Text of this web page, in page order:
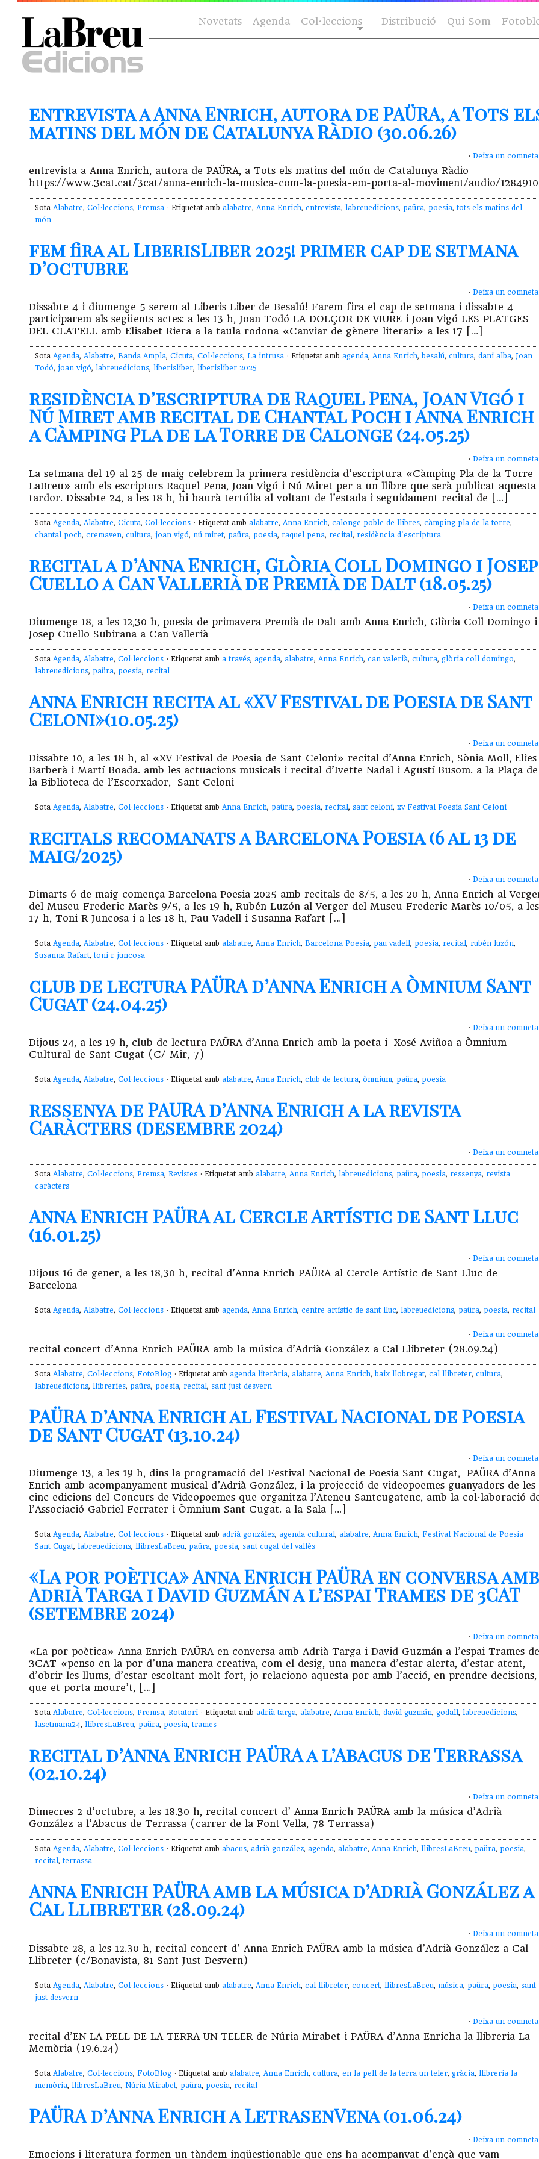
Novetats Agenda Col·leccions Distribució Qui Som
entrevista a Anna Enrich, autora de PAÜRA, a Tots
matins del món de Catalunya Ràdio (30.06.26)
· Deixa un
entrevista a Anna Enrich, autora de PAÜRA, a Tots els matins del món de Catalunya Ràdio
https://www.3cat.cat/3cat/anna-enrich-la-musica-com-la-poesia-em-porta-al-moviment/audio/
Sota Alabatre, Col·leccions, Premsa · Etiquetat amb alabatre, Anna Enrich, entrevista, labreuedicions, paüra, poesia, tots els matins del
món
fem fira al LiberisLiber 2025! primer cap de setmana
d’octubre
· Deixa un
Dissabte 4 i diumenge 5 serem al Liberis Liber de Besalú! Farem fira el cap de setmana i dissabte 4
participarem als següents actes: a les 13 h, Joan Todó LA DOLÇOR DE VIURE i Joan Vigó LES PLATGES
DEL CLATELL amb Elisabet Riera a la taula rodona «Canviar de gènere literari» a les 17 […]
Sota Agenda, Alabatre, Banda Ampla, Cicuta, Col·leccions, La intrusa · Etiquetat amb agenda, Anna Enrich, besalú, cultura, dani alba, Joan
Todó, joan vigó, labreuedicions, liberisliber, liberisliber 2025
residència d’escriptura de Raquel Pena, Joan Vigó i
Nú Miret amb recital de Chantal Poch i Anna Enrich
a Càmping Pla de la Torre de Calonge (24.05.25)
· Deixa un
La setmana del 19 al 25 de maig celebrem la primera residència d’escriptura «Càmping Pla de la Torre
LaBreu» amb els escriptors Raquel Pena, Joan Vigó i Nú Miret per a un llibre que serà publicat aquesta
tardor. Dissabte 24, a les 18 h, hi haurà tertúlia al voltant de l’estada i seguidament recital de […]
Sota Agenda, Alabatre, Cicuta, Col·leccions · Etiquetat amb alabatre, Anna Enrich, calonge poble de llibres, càmping pla de la torre,
chantal poch, cremaven, cultura, joan vigó, nú miret, paüra, poesia, raquel pena, recital, residència d'escriptura
recital a d’Anna Enrich, Glòria Coll Domingo i Josep
Cuello a Can Vallerià de Premià de Dalt (18.05.25)
· Deixa un
Diumenge 18, a les 12,30 h, poesia de primavera Premià de Dalt amb Anna Enrich, Glòria Coll Domingo
Josep Cuello Subirana a Can Vallerià
Sota Agenda, Alabatre, Col·leccions · Etiquetat amb a través, agenda, alabatre, Anna Enrich, can valerià, cultura, glòria coll domingo,
labreuedicions, paüra, poesia, recital
Anna Enrich recita al «XV Festival de Poesia de Sant
Celoni»(10.05.25)
· Deixa un
Dissabte 10, a les 18 h, al «XV Festival de Poesia de Sant Celoni» recital d’Anna Enrich, Sònia Moll, Elies
Barberà i Martí Boada. amb les actuacions musicals i recital d’Ivette Nadal i Agustí Busom. a la Plaça de
la Biblioteca de l’Escorxador, Sant Celoni
Sota Agenda, Alabatre, Col·leccions · Etiquetat amb Anna Enrich, paüra, poesia, recital, sant celoni, xv Festival Poesia Sant Celoni
recitals recomanats a Barcelona Poesia (6 al 13 de
maig/2025)
· Deixa un
Dimarts 6 de maig comença Barcelona Poesia 2025 amb recitals de 8/5, a les 20 h, Anna Enrich al
del Museu Frederic Marès 9/5, a les 19 h, Rubén Luzón al Verger del Museu Frederic Marès 10/05, a les
17 h, Toni R Juncosa i a les 18 h, Pau Vadell i Susanna Rafart […]
Sota Agenda, Alabatre, Col·leccions · Etiquetat amb alabatre, Anna Enrich, Barcelona Poesia, pau vadell, poesia, recital, rubén luzón,
Susanna Rafart, toni r juncosa
club de lectura PAÜRA d’Anna Enrich a Òmnium Sant
Cugat (24.04.25)
· Deixa un
Dijous 24, a les 19 h, club de lectura PAÜRA d’Anna Enrich amb la poeta i Xosé Aviñoa a Òmnium
Cultural de Sant Cugat (C/ Mir, 7)
Sota Agenda, Alabatre, Col·leccions · Etiquetat amb alabatre, Anna Enrich, club de lectura, òmnium, paüra, poesia
ressenya de PAURA d’Anna Enrich a la revista
Caràcters (desembre 2024)
· Deixa un
Sota Alabatre, Col·leccions, Premsa, Revistes · Etiquetat amb alabatre, Anna Enrich, labreuedicions, paüra, poesia, ressenya, revista
caràcters
Anna Enrich PAÜRA al Cercle Artístic de Sant Lluc
(16.01.25)
· Deixa un
Dijous 16 de gener, a les 18,30 h, recital d’Anna Enrich PAÜRA al Cercle Artístic de Sant Lluc de
Barcelona
Sota Agenda, Alabatre, Col·leccions · Etiquetat amb agenda, Anna Enrich, centre artístic de sant lluc, labreuedicions, paüra, poesia, recital
· Deixa un
recital concert d’Anna Enrich PAÜRA amb la música d’Adrià González a Cal Llibreter (28.09.24)
Sota Alabatre, Col·leccions, FotoBlog · Etiquetat amb agenda literària, alabatre, Anna Enrich,baix llobregat, cal llibreter, cultura,
labreuedicions, llibreries, paüra, poesia, recital, sant just desvern
PAÜRA d’Anna Enrich al Festival Nacional de Poesia
de Sant Cugat (13.10.24)
· Deixa un
Diumenge 13, a les 19 h, dins la programació del Festival Nacional de Poesia Sant Cugat, PAÜRA d’Anna
Enrich amb acompanyament musical d’Adrià González, i la projecció de videopoemes guanyadors de les
cinc edicions del Concurs de Videopoemes que organitza l’Ateneu Santcugatenc, amb la col·laboració
l’Associació Gabriel Ferrater i Òmnium Sant Cugat. a la Sala […]
Sota Agenda, Alabatre, Col·leccions · Etiquetat amb adrià gonzález, agenda cultural, alabatre, Anna Enrich, Festival Nacional de Poesia
Sant Cugat, labreuedicions, llibresLaBreu, paüra, poesia, sant cugat del vallès
«La por poètica» Anna Enrich PAÜRA en conversa amb
Adrià Targa i David Guzmán a l’espai Trames de 3CAT
(setembre 2024)
· Deixa un
«La por poètica» Anna Enrich PAÜRA en conversa amb Adrià Targa i David Guzmán a l’espai Trames de
3CAT «penso en la por d’una manera creativa, com el desig, una manera d’estar alerta, d’estar atent,
d’obrir les llums, d’estar escoltant molt fort, jo relaciono aquesta por amb l’acció, en prendre decisions,
que et porta moure’t, […]
Sota Alabatre, Col·leccions, Premsa, Rotatori · Etiquetat amb adrià targa, alabatre, Anna Enrich, david guzmán, godall, labreuedicions,
lasetmana24, llibresLaBreu, paüra, poesia, trames
recital d’Anna Enrich PAÜRA a l’Abacus de Terrassa
(02.10.24)
· Deixa un
Dimecres 2 d’octubre, a les 18.30 h, recital concert d’ Anna Enrich PAÜRA amb la música d’Adrià
González a l’Abacus de Terrassa (carrer de la Font Vella, 78 Terrassa)
Sota Agenda, Alabatre, Col·leccions · Etiquetat amb abacus, adrià gonzález, agenda, alabatre, Anna Enrich, llibresLaBreu, paüra, poesia,
recital, terrassa
Anna Enrich PAÜRA amb la música d’Adrià González a
Cal Llibreter (28.09.24)
· Deixa un
Dissabte 28, a les 12.30 h, recital concert d’ Anna Enrich PAÜRA amb la música d’Adrià González a Cal
Llibreter (c/Bonavista, 81 Sant Just Desvern)
Sota Agenda, Alabatre, Col·leccions · Etiquetat amb alabatre, Anna Enrich, cal llibreter, concert, llibresLaBreu, música, paüra, poesia, sant
just desvern
· Deixa un
recital d’EN LA PELL DE LA TERRA UN TELER de Núria Mirabet i PAÜRA d’Anna Enricha la llibreria La
Memòria (19.6.24)
Sota Alabatre, Col·leccions, FotoBlog · Etiquetat amb alabatre, Anna Enrich, cultura, en la pell de la terra un teler, gràcia, llibreria la
memòria, llibresLaBreu, Núria Mirabet, paüra, poesia, recital
PAÜRA d’Anna Enrich a LetrasenVena (01.06.24)
· Deixa un
Emocions i literatura formen un tàndem inqüestionable que ens ha acompanyat d’ençà que vam